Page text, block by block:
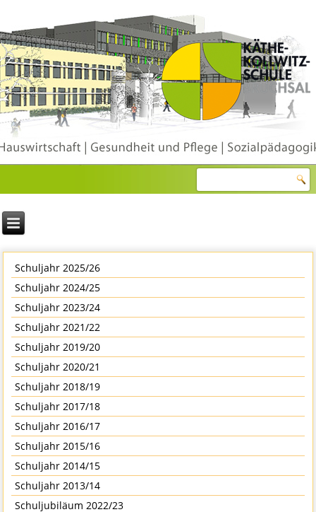
Schuljahr 2025/26
Schuljahr 2024/25
Schuljahr 2023/24
Schuljahr 2021/22
Schuljahr 2019/20
Schuljahr 2020/21
Schuljahr 2018/19
Schuljahr 2017/18
Schuljahr 2016/17
Schuljahr 2015/16
Schuljahr 2014/15
Schuljahr 2013/14
Schuljubiläum 2022/23